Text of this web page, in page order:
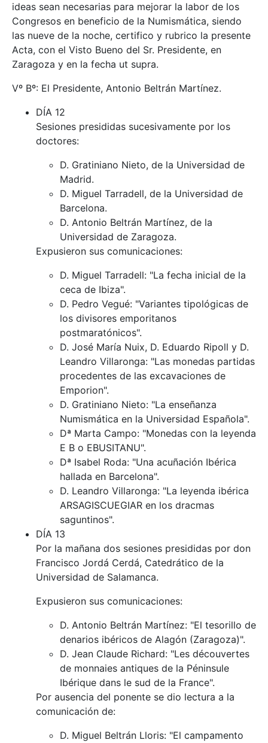
ideas sean necesarias para mejorar la labor de los
Congresos en beneficio de la Numismática, siendo
las nueve de la noche, certifico y rubrico la presente
Acta, con el Visto Bueno del Sr. Presidente, en
Zaragoza y en la fecha ut supra.
Vº Bº: El Presidente, Antonio Beltrán Martínez.
DÍA 12
Sesiones presididas sucesivamente por los
doctores:
D. Gratiniano Nieto, de la Universidad de
Madrid.
D. Miguel Tarradell, de la Universidad de
Barcelona.
D. Antonio Beltrán Martínez, de la
Universidad de Zaragoza.
Expusieron sus comunicaciones:
D. Miguel Tarradell: "La fecha inicial de la
ceca de Ibiza".
D. Pedro Vegué: "Variantes tipológicas de
los divisores emporitanos
postmaratónicos".
D. José María Nuix, D. Eduardo Ripoll y D.
Leandro Villaronga: "Las monedas partidas
procedentes de las excavaciones de
Emporion".
D. Gratiniano Nieto: "La enseñanza
Numismática en la Universidad Española".
Dª Marta Campo: "Monedas con la leyenda
E B o EBUSITANU".
Dª Isabel Roda: "Una acuñación Ibérica
hallada en Barcelona".
D. Leandro Villaronga: "La leyenda ibérica
ARSAGISCUEGIAR en los dracmas
saguntinos".
DÍA 13
Por la mañana dos sesiones presididas por don
Francisco Jordá Cerdá, Catedrático de la
Universidad de Salamanca.
Expusieron sus comunicaciones:
D. Antonio Beltrán Martínez: "El tesorillo de
denarios ibéricos de Alagón (Zaragoza)".
D. Jean Claude Richard: "Les découvertes
de monnaies antiques de la Péninsule
Ibérique dans le sud de la France".
Por ausencia del ponente se dio lectura a la
comunicación de:
D. Miguel Beltrán Lloris: "El campamento